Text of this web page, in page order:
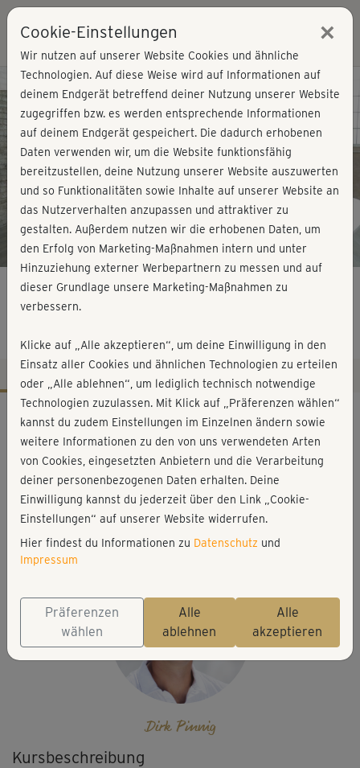
Play
Video
Kursvorschau - Jetzt mitmachen!
Augenschule - Gesichtsfeld kitzeln
Kursbeschreibung
Workout-Facts
leicht
2 Min
1 kcal
Dirk Pinnig
Trainingspartner
Dirk Pinnig
Cookie-Einstellungen ×
Wir nutzen auf unserer Website Cookies und ähnliche
Technologien. Auf diese Weise wird auf Informationen auf
deinem Endgerät betreffend deiner Nutzung unserer Website
zugegriffen bzw. es werden entsprechende Informationen
auf deinem Endgerät gespeichert. Die dadurch erhobenen
Daten verwenden wir, um die Website funktionsfähig
bereitzustellen, deine Nutzung unserer Website auszuwerten
und so Funktionalitäten sowie Inhalte auf unserer Website an
das Nutzerverhalten anzupassen und attraktiver zu
gestalten. Außerdem nutzen wir die erhobenen Daten, um
den Erfolg von Marketing-Maßnahmen intern und unter
Hinzuziehung externer Werbepartnern zu messen und auf
dieser Grundlage unsere Marketing-Maßnahmen zu
verbessern.
Klicke auf „Alle akzeptieren“, um deine Einwilligung in den
Einsatz aller Cookies und ähnlichen Technologien zu erteilen
oder „Alle ablehnen“, um lediglich technisch notwendige
Technologien zuzulassen. Mit Klick auf „Präferenzen wählen“
kannst du zudem Einstellungen im Einzelnen ändern sowie
weitere Informationen zu den von uns verwendeten Arten
von Cookies, eingesetzten Anbietern und die Verarbeitung
deiner personenbezogenen Daten erhalten. Deine
Einwilligung kannst du jederzeit über den Link „Cookie-
Einstellungen“ auf unserer Website widerrufen.
Hier findest du Informationen zu Datenschutz und
Impressum
Präferenzen
wählen
Alle
ablehnen
Alle
akzeptieren